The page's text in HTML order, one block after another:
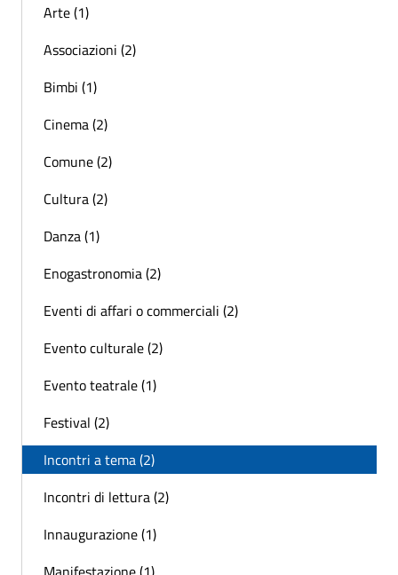
Arte (1)
Associazioni (2)
Bimbi (1)
Cinema (2)
Comune (2)
Cultura (2)
Danza (1)
Enogastronomia (2)
Eventi di affari o commerciali (2)
Evento culturale (2)
Evento teatrale (1)
Festival (2)
Incontri a tema (2)
Incontri di lettura (2)
Innaugurazione (1)